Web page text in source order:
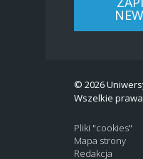
© 2026
Wszelkie
Pliki "cookies"
Mapa strony
Redakcja